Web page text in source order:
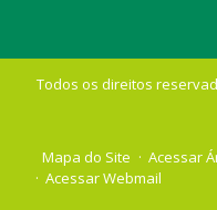
Todos os direitos
Mapa do Site
Acessar
Acessar Webmail